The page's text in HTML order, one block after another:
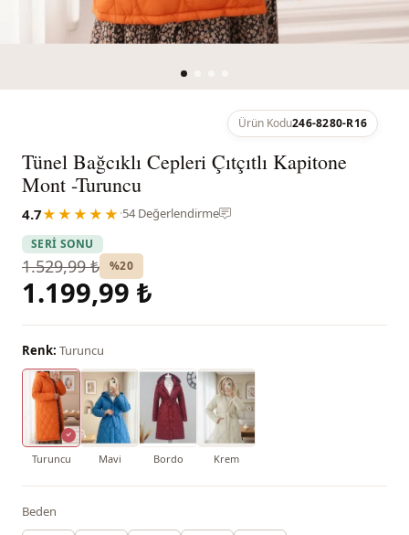
Ürün Kodu246-8280-R16
Tünel Bağcıklı Cepleri Çıtçıtlı Kapitone
Mont -Turuncu
4.7★★★★★ ·54 Değerlendirme
SERİ SONU
1.529,99 ₺ %20
1.199,99 ₺
Renk: Turuncu
Turuncu Mavi Bordo Krem
Beden